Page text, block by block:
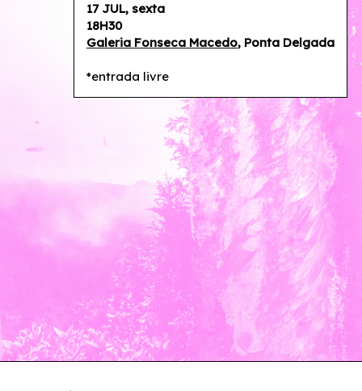
17 JUL, sexta
18H30
Galeria Fonseca Macedo, Ponta Delgada
*entrada livre